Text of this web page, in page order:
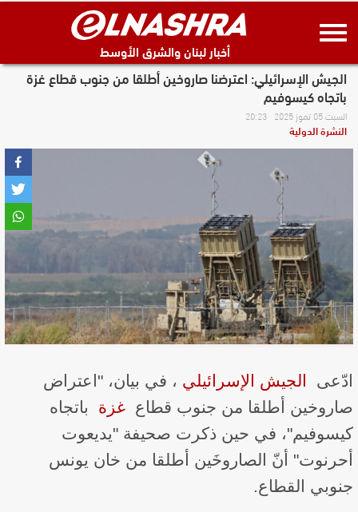
أخبار لبنان والشرق الأوسط
الجيش الإسرائيلي: اعترضنا صاروخين أطلقا من جنوب قطاع غزة
باتجاه كيسوفيم
السبت 05 تموز 2025 20:23
النشرة الدولية
ادّعى ​ الجيش الإسرائيلي ​، في بيان، "اعتراض
صاروخين أطلقا من جنوب قطاع ​ غزة
​ باتجاه
كيسوفيم"، في حين ذكرت صحيفة "يديعوت
أحرنوت" أنّ الصاروخَين أطلقا من خان يونس
جنوبي القطاع.